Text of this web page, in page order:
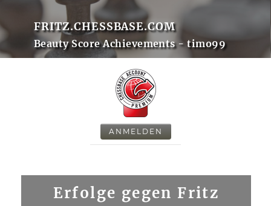
FRITZ.CHESSBASE.COM
Beauty Score Achievements - timo99
ANMELDEN
Erfolge gegen Fritz